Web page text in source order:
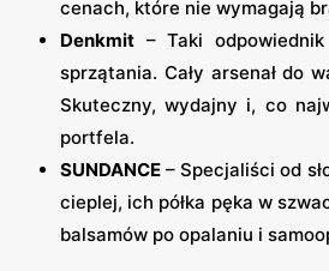
cenach, które nie wymagają
Denkmit – Taki
sprzątania. Cały arsenał do
Skuteczny, wydajny i, co
portfela.
SUNDANCE – Specjaliści od
cieplej, ich półka pęka w
balsamów po opalaniu i